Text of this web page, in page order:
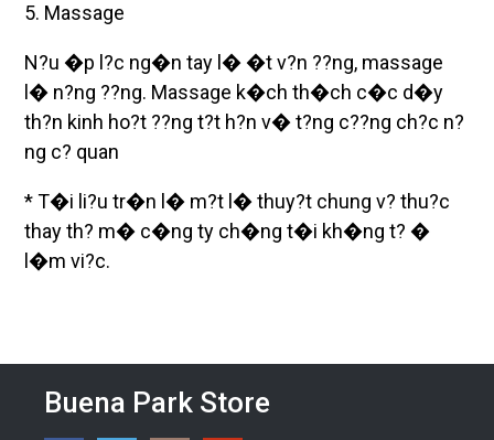
5. Massage
N?u �p l?c ng�n tay l� �t v?n ??ng, massage
l� n?ng ??ng. Massage k�ch th�ch c�c d�y
th?n kinh ho?t ??ng t?t h?n v� t?ng c??ng ch?c n?
ng c? quan
* T�i li?u tr�n l� m?t l� thuy?t chung v? thu?c
thay th? m� c�ng ty ch�ng t�i kh�ng t? �
l�m vi?c.
Buena Park Store